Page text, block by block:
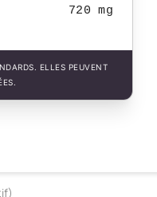
720 mg
ELLES PEUVENT